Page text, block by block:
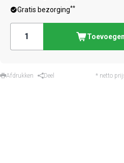
Gratis bezorging**
Afdrukken Deel * netto